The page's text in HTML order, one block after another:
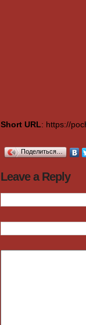
Short URL: https://
Поделиться…
Leave a Reply